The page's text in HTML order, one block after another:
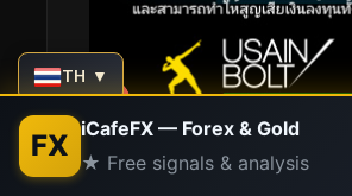
TH ▼
FX iCafeFX — Forex & Gold
★ Free signals & analysis
Contact us
Open